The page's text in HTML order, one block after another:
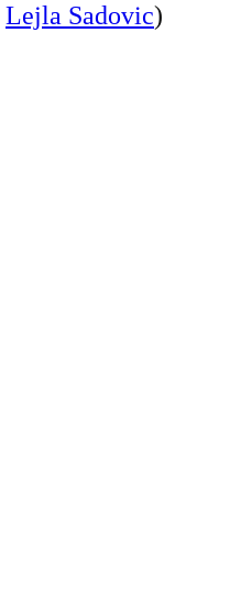
Lejla Sadovic)